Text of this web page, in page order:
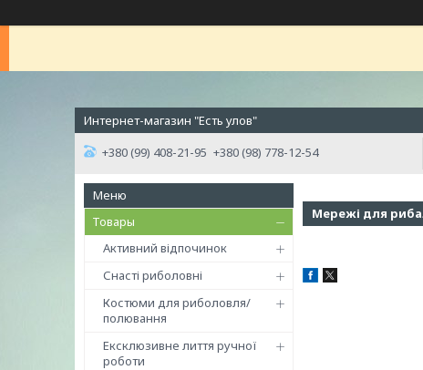
Интернет-магазин "Есть улов"
+380 (99) 408-21-95 +380 (98) 778-12-54
Товары
Активний відпочинок
Снасті риболовні
Костюми для риболовля/
полювання
Ексклюзивне лиття ручної
роботи
Мережі для